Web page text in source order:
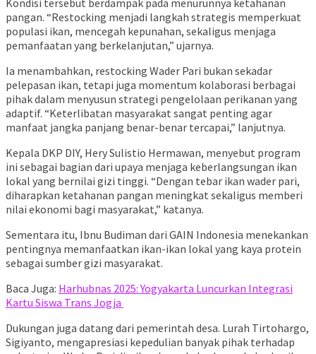
pangan. “Restocking menjadi langkah strategis memperkuat
populasi ikan, mencegah kepunahan, sekaligus menjaga
pemanfaatan yang berkelanjutan,” ujarnya.
Ia menambahkan, restocking Wader Pari bukan sekadar
pelepasan ikan, tetapi juga momentum kolaborasi berbagai
pihak dalam menyusun strategi pengelolaan perikanan yang
adaptif. “Keterlibatan masyarakat sangat penting agar
manfaat jangka panjang benar-benar tercapai,” lanjutnya.
Kepala DKP DIY, Hery Sulistio Hermawan, menyebut program
ini sebagai bagian dari upaya menjaga keberlangsungan ikan
lokal yang bernilai gizi tinggi. “Dengan tebar ikan wader pari,
diharapkan ketahanan pangan meningkat sekaligus memberi
nilai ekonomi bagi masyarakat,” katanya.
Sementara itu, Ibnu Budiman dari GAIN Indonesia menekankan
pentingnya memanfaatkan ikan-ikan lokal yang kaya protein
sebagai sumber gizi masyarakat.
Baca Juga: Harhubnas 2025: Yogyakarta Luncurkan Integrasi
Kartu Siswa Trans Jogja
Dukungan juga datang dari pemerintah desa. Lurah Tirtohargo,
Sigiyanto, mengapresiasi kepedulian banyak pihak terhadap